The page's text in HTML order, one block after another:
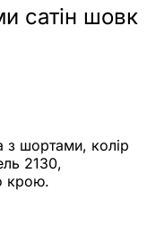
сатін шовк
з шортами, колір
2130,
крою.